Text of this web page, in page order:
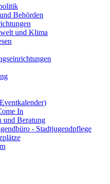
Behörden
und Klima
In
und Beratung
- Stadtjugendpflege